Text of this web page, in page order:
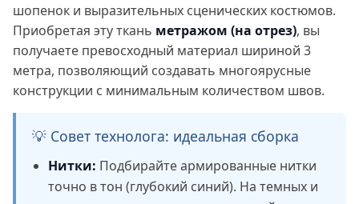
шопенок и выразительных сценических костюмов.
Приобретая эту ткань метражом (на отрез), вы
получаете превосходный материал шириной 3
метра, позволяющий создавать многоярусные
конструкции с минимальным количеством швов.
💡 Совет технолога: идеальная сборка
Нитки: Подбирайте армированные нитки
точно в тон (глубокий синий). На темных и